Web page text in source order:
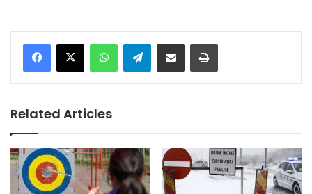
Telegram
Related Articles